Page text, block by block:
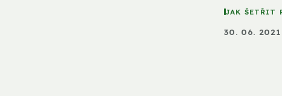
JAK ŠETŘIT
30. 06. 2021